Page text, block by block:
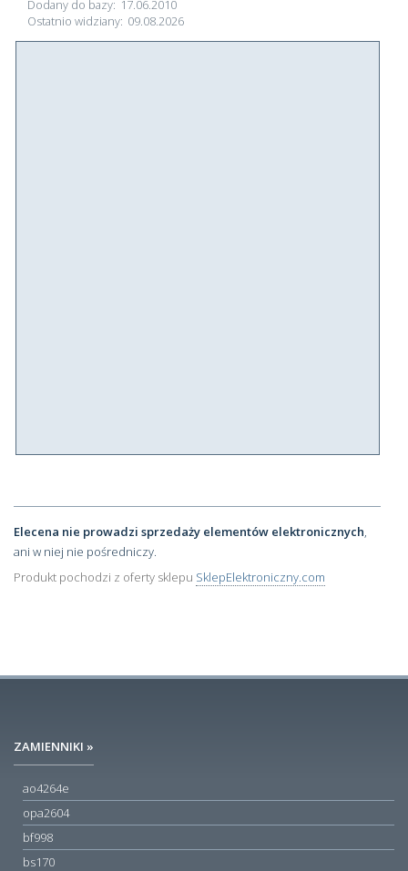
Dodany do bazy: 17.06.2010
Ostatnio widziany: 09.08.2026
Elecena nie prowadzi sprzedaży elementów elektronicznych
ani w niej nie pośredniczy.
Produkt pochodzi z oferty sklepu SklepElektroniczny.com
ZAMIENNIKI »
ao4264e
opa2604
bf998
bs170